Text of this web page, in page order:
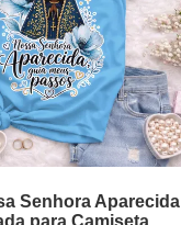
Senhora Aparecida